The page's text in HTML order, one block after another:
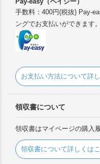
手数料：400円(税抜) Pay-
ングでお支払いができます。
お支払い方法について詳
領収書について
領収書はマイページの購入
領収書について詳しくは